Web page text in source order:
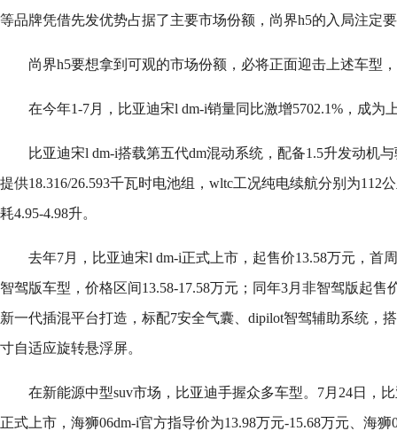
等品牌凭借先发优势占据了主要市场份额，尚界h5的入局注定
尚界h5要想拿到可观的市场份额，必将正面迎击上述车型
在今年1-7月，比亚迪宋l dm-i销量同比激增5702.1%，成为
比亚迪宋l dm-i搭载第五代dm混动系统，配备1.5升发动机
提供18.316/26.593千瓦时电池组，wltc工况纯电续航分别为112
耗4.95-4.98升。
去年7月，比亚迪宋l dm-i正式上市，起售价13.58万元，首
智驾版车型，价格区间13.58-17.58万元；同年3月非智驾版起售
新一代插混平台打造，标配7安全气囊、dipilot智驾辅助系统，
寸自适应旋转悬浮屏。
在新能源中型suv市场，比亚迪手握众多车型。7月24日，
正式上市，海狮06dm-i官方指导价为13.98万元-15.68万元、海狮